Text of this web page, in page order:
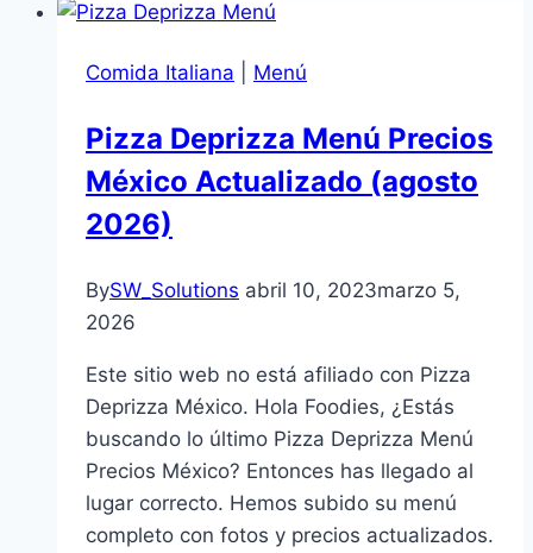
Comida Italiana Menú
Pizza Deprizza Menú Precios
México Actualizado (agosto
2026)
BySW_Solutions abril 10, 2023marzo 5,
2026
Este sitio web no está afiliado con Pizza
Deprizza México. Hola Foodies, ¿Estás
buscando lo último Pizza Deprizza Menú
Precios México? Entonces has llegado al
lugar correcto. Hemos subido su menú
completo con fotos y precios actualizados.